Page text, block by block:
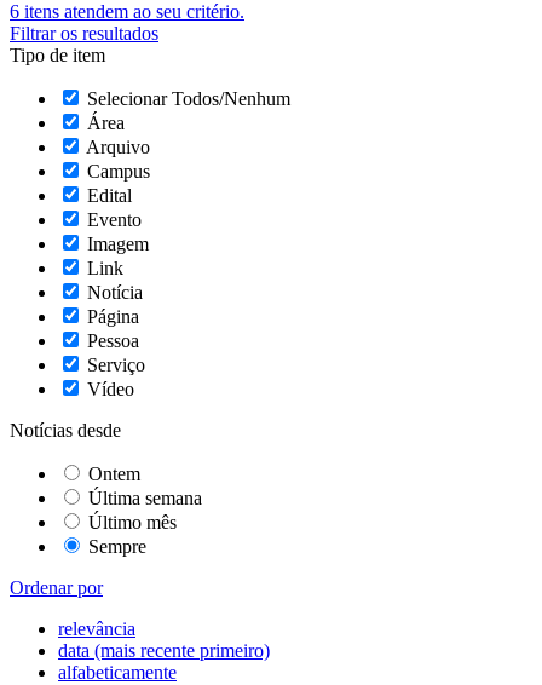
6 itens atendem ao seu critério.
Filtrar os resultados
Tipo de item
Selecionar Todos/Nenhum
Área
Arquivo
Campus
Edital
Evento
Imagem
Link
Notícia
Página
Pessoa
Serviço
Vídeo
Notícias desde
Ontem
Última semana
Último mês
Sempre
Ordenar por
relevância
data (mais recente primeiro)
alfabeticamente